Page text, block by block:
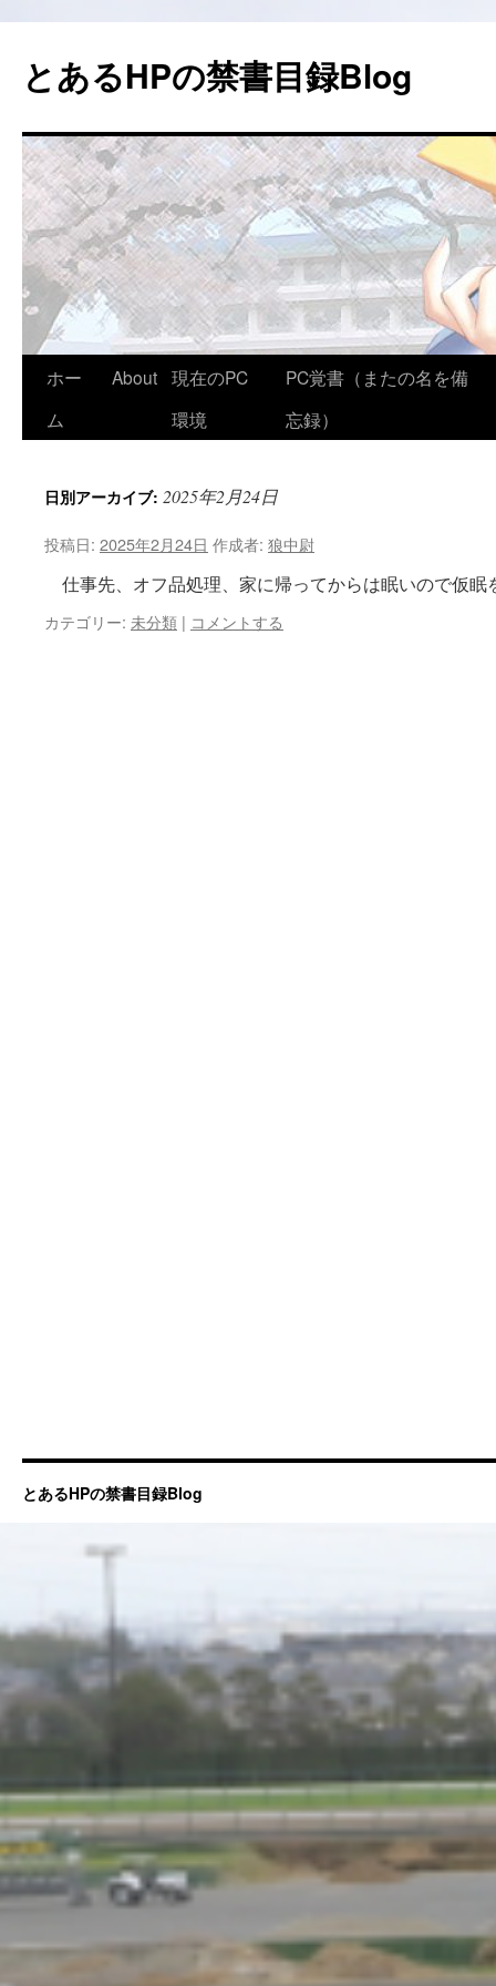
テ
ン
へ
ス
キ
ッ
とあるHPの禁書目録Blog
ホー
ム
About 現在のPC
環境
PC覚書（またの名を備
忘録）
日別アーカイブ: 2025年2月24日
投稿日: 2025年2月24日 作成者: 狼中尉
仕事先、オフ品処理、家に帰ってからは眠いので仮眠
カテゴリー: 未分類 | コメントする
とあるHPの禁書目録Blog